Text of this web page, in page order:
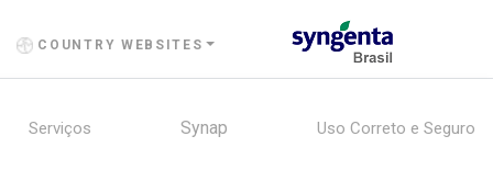
COUNTRY WEBSITES
Serviços Synap Uso Correto e Seguro